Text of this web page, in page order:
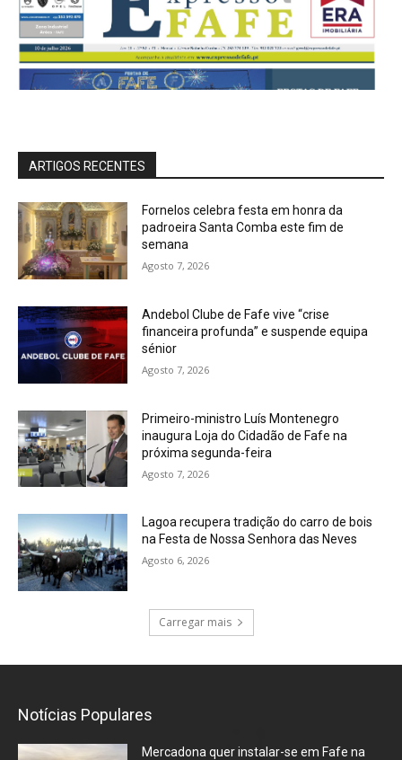
ARTIGOS RECENTES
Fornelos celebra festa em honra da
padroeira Santa Comba este fim de
semana
Agosto 7, 2026
Andebol Clube de Fafe vive “crise
financeira profunda” e suspende equipa
sénior
Agosto 7, 2026
Primeiro-ministro Luís Montenegro
inaugura Loja do Cidadão de Fafe na
próxima segunda-feira
Agosto 7, 2026
Lagoa recupera tradição do carro de bois
na Festa de Nossa Senhora das Neves
Agosto 6, 2026
Carregar mais
Notícias Populares
Mercadona quer instalar-se em Fafe na